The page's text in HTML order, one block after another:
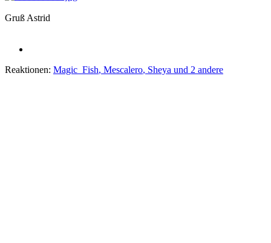
Gruß Astrid
Reaktionen: Magic_Fish, Mescalero, Sheya und 2 andere